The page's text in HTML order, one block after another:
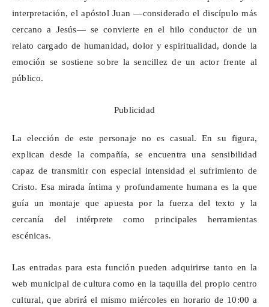
interpretación, el apóstol Juan —considerado el discípulo más
cercano a Jesús— se convierte en el hilo conductor de un
relato cargado de humanidad, dolor y espiritualidad, donde la
emoción se sostiene sobre la sencillez de un actor frente al
público.
Publicidad
La elección de este personaje no es casual. En su figura,
explican desde la compañía, se encuentra una sensibilidad
capaz de transmitir con especial intensidad el sufrimiento de
Cristo. Esa mirada íntima y profundamente humana es la que
guía un montaje que apuesta por la fuerza del texto y la
cercanía del intérprete como principales herramientas
escénicas.
Las entradas para esta función pueden adquirirse tanto en la
web municipal de cultura como en la taquilla del propio centro
cultural, que abrirá el mismo miércoles en horario de 10:00 a